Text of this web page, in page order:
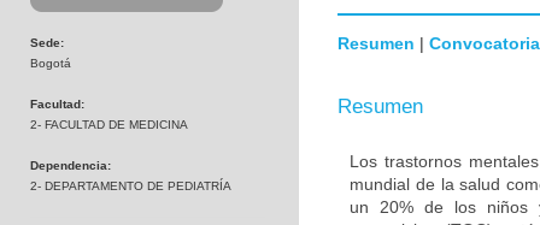
Sede:
Bogotá
Facultad:
2- FACULTAD DE MEDICINA
Dependencia:
2- DEPARTAMENTO DE PEDIATRÍA
Resumen | Convocatoria
Resumen
Los trastornos
mundial de la salud
un 20% de los niños